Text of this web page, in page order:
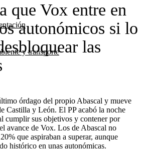
y transporte
que Vox entre en
autonómicos si lo
las
órdago del propio Abascal y mueve
Castilla y León. El PP acabó la noche
cumplir sus objetivos y contener por
avance de Vox. Los de Abascal no
que aspiraban a superar, aunque
histórico en unas autonómicas.